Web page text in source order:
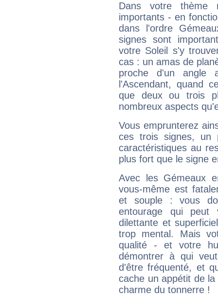
Dans votre thème
importants - en
dans l'ordre
signes sont
votre Soleil s'y
cas : un amas de
proche d'un
l'Ascendant, quand
que deux ou trois
nombreux aspects
Vous emprunterez
ces trois signes, un
caractéristiques au
plus fort que le signe
Avec les Gémeaux
vous-même est
et souple : vous
entourage qui
dilettante et
trop mental. Mais
qualité - et votre
démontrer à qui
d'être fréquenté, et
cache un appétit de
charme du tonnerre !